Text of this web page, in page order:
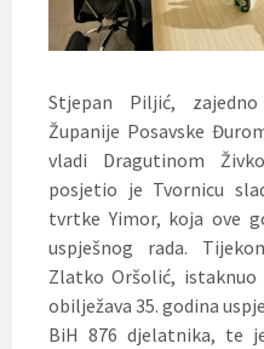
Stjepan Piljić,
Županije Posavske
vladi Dragutinom
posjetio je Tvornicu
tvrtke Yimor, koja ove
uspješnog rada.
Zlatko Oršolić, istaknuo
obilježava 35. godina
BiH 876 djelatnika, te